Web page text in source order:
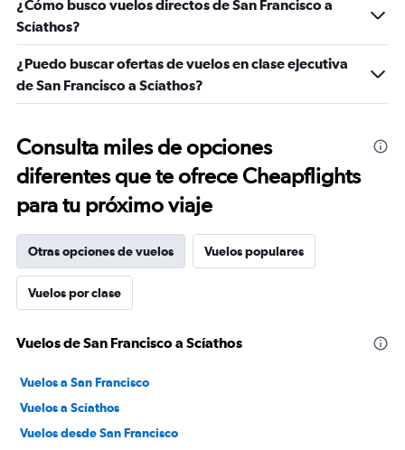
¿Cómo busco vuelos directos de San Francisco a
Scíathos?
¿Puedo buscar ofertas de vuelos en clase ejecutiva
de San Francisco a Scíathos?
Consulta miles de opciones
diferentes que te ofrece Cheapflights
para tu próximo viaje
Otras opciones de vuelos Vuelos populares
Vuelos por clase
Vuelos de San Francisco a Scíathos
Vuelos a San Francisco
Vuelos a Scíathos
Vuelos desde San Francisco